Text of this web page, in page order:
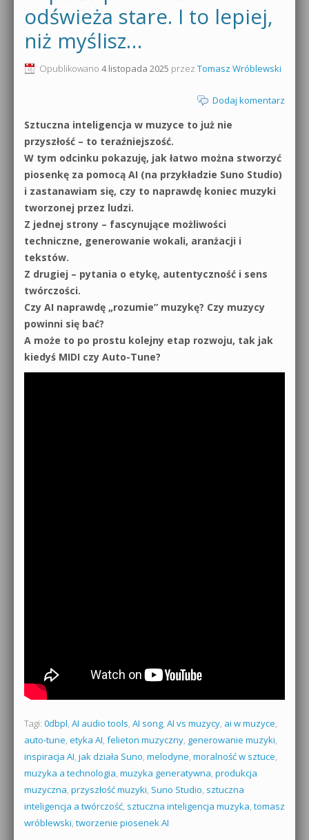
Produkcja muzyczna od podstaw
Sylenth1 od podstaw
Dubstep z syntezatorem Massive
Kontakt 5 Kompendium
Pakiety
0dB.pl - informacje
Newsletter
Polityka prywatności
Regulamin
Działanie sklepu internetowego
Wyszukiwanie
odświeża stare. I to lepiej,
niż myślisz…
Opublikowano 4 listopada 2025 przez Tomasz Wróblewski
Dodaj komentarz
Sztuczna inteligencja w muzyce to już nie
przyszłość – to teraźniejszość.
W tym odcinku pokazuję, jak łatwo można stworzyć
piosenkę za pomocą AI (na przykładzie Suno Studio)
i zastanawiam się, czy to naprawdę koniec muzyki
tworzonej przez ludzi.
Z jednej strony – fascynujące możliwości
techniczne, generowanie wokali, aranżacji i
tekstów.
Z drugiej – pytania o etykę, autentyczność i sens
twórczości.
Czy AI naprawdę „rozumie” muzykę? Czy muzycy
powinni się bać?
A może to po prostu kolejny etap rozwoju, tak jak
kiedyś MIDI czy Auto-Tune?
Tagi: 0dbpl, AI audio tools, AI song, AI vs muzycy, ai w muzyce,
auto-tune, etyka AI, felieton muzyczny, generowanie muzyki,
inspiracja AI, jak działa Suno, melodyne, moralność w sztuce,
muzyka a technologia, muzyka generatywna, produkcja
muzyczna, przyszłość muzyki, Suno Studio, sztuczna
inteligencja a twórczość, sztuczna inteligencja muzyka, tomasz
wróblewski, tworzenie piosenek AI